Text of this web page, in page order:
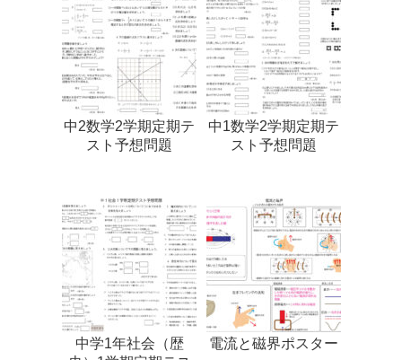
中2数学2学期定期テ
スト予想問題
中1数学2学期定期テ
スト予想問題
中学1年社会（歴
電流と磁界ポスター